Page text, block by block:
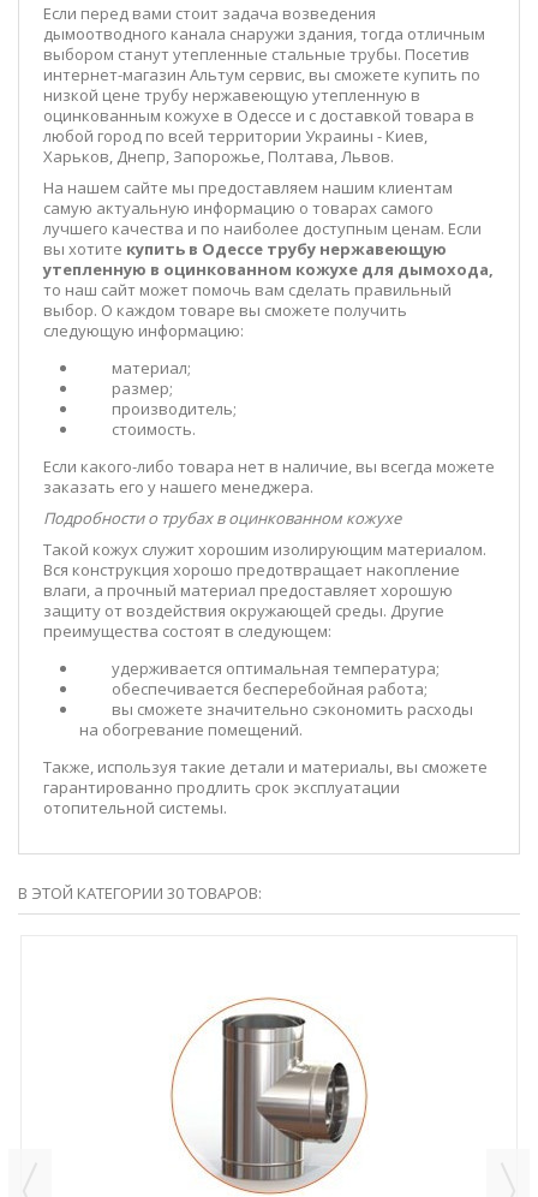
Если перед вами стоит задача возведения
дымоотводного канала снаружи здания, тогда отличным
выбором станут утепленные стальные трубы. Посетив
интернет-магазин Альтум сервис, вы сможете купить по
низкой цене трубу нержавеющую утепленную в
оцинкованным кожухе в Одессе и с доставкой товара в
любой город по всей территории Украины - Киев,
Харьков, Днепр, Запорожье, Полтава, Львов.
На нашем сайте мы предоставляем нашим клиентам
самую актуальную информацию о товарах самого
лучшего качества и по наиболее доступным ценам. Если
вы хотите купить в Одессе трубу нержавеющую
утепленную в оцинкованном кожухе для дымохода,
то наш сайт может помочь вам сделать правильный
выбор. О каждом товаре вы сможете получить
следующую информацию:
материал;
размер;
производитель;
стоимость.
Если какого-либо товара нет в наличие, вы всегда можете
заказать его у нашего менеджера.
Подробности о трубах в оцинкованном кожухе
Такой кожух служит хорошим изолирующим материалом.
Вся конструкция хорошо предотвращает накопление
влаги, а прочный материал предоставляет хорошую
защиту от воздействия окружающей среды. Другие
преимущества состоят в следующем:
удерживается оптимальная температура;
обеспечивается бесперебойная работа;
вы сможете значительно сэкономить расходы
на обогревание помещений.
Также, используя такие детали и материалы, вы сможете
гарантированно продлить срок эксплуатации
отопительной системы.
В ЭТОЙ КАТЕГОРИИ 30 ТОВАРОВ: